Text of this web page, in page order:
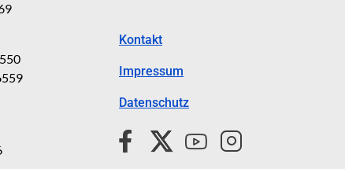
Kontakt
Impressum
Datenschutz